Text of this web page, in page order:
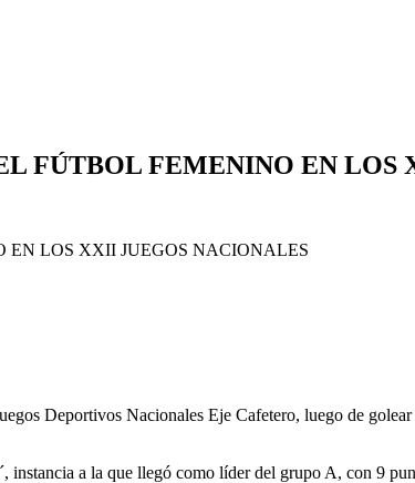
FÚTBOL FEMENINO EN LOS
Deportivos Nacionales Eje Cafetero, luego de golear
a la que llegó como líder del grupo A, con 9